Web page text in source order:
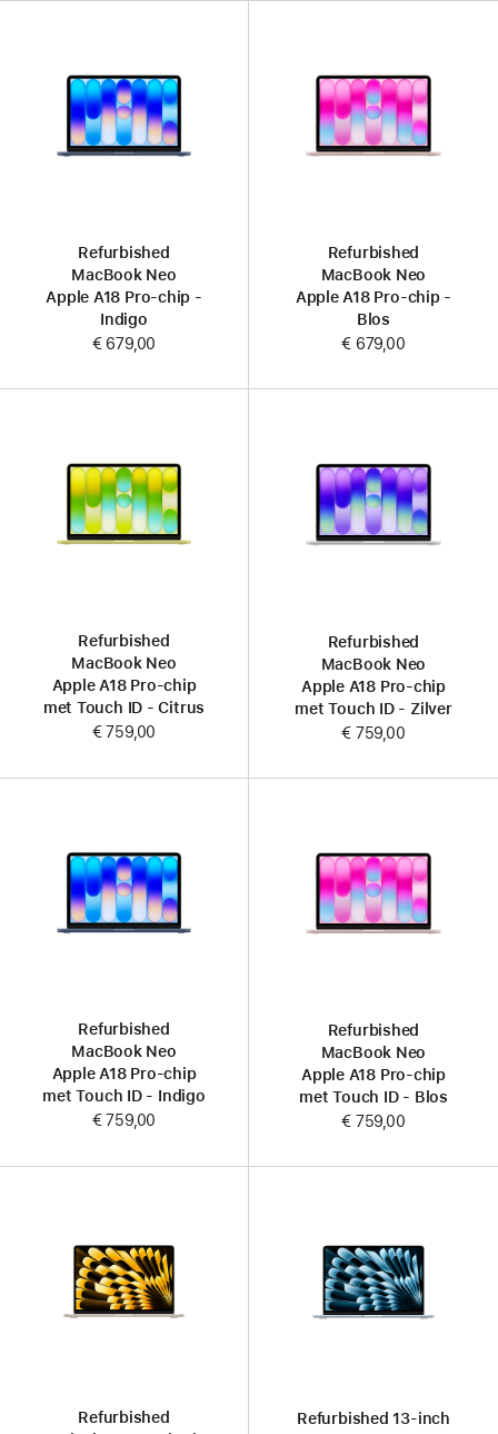
Refurbished
MacBook Neo
Apple A18 Pro-chip -
Indigo
€ 679,00
Refurbished
MacBook Neo
Apple A18 Pro-chip -
Blos
€ 679,00
Refurbished
MacBook Neo
Apple A18 Pro-chip
met Touch ID - Citrus
€ 759,00
Refurbished
MacBook Neo
Apple A18 Pro-chip
met Touch ID - Zilver
€ 759,00
Refurbished
MacBook Neo
Apple A18 Pro-chip
met Touch ID - Indigo
€ 759,00
Refurbished
MacBook Neo
Apple A18 Pro-chip
met Touch ID - Blos
€ 759,00
Refurbished
Refurbished 13‑inch